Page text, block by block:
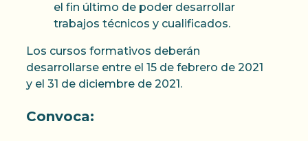
el fin último de poder desarrollar
trabajos técnicos y cualificados.
Los cursos formativos deberán
desarrollarse entre el 15 de febrero de 2021
y el 31 de diciembre de 2021.
Convoca: